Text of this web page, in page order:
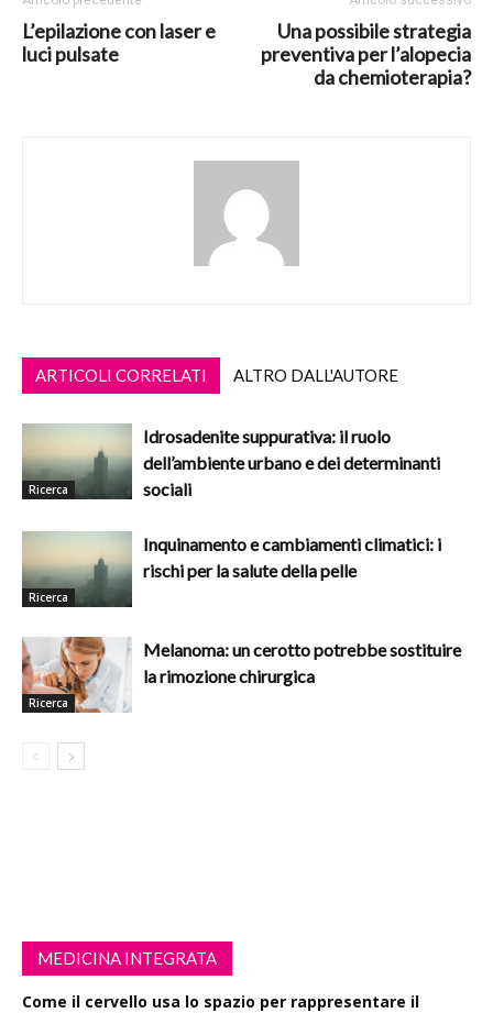
L’epilazione con laser e
luci pulsate
Una possibile strategia
preventiva per l’alopecia
da chemioterapia?
ARTICOLI CORRELATI ALTRO DALL'AUTORE
Ricerca
Idrosadenite suppurativa: il ruolo
dell’ambiente urbano e dei determinanti
sociali
Ricerca
Inquinamento e cambiamenti climatici: i
rischi per la salute della pelle
Ricerca
Melanoma: un cerotto potrebbe sostituire
la rimozione chirurgica
MEDICINA INTEGRATA
Come il cervello usa lo spazio per rappresentare il